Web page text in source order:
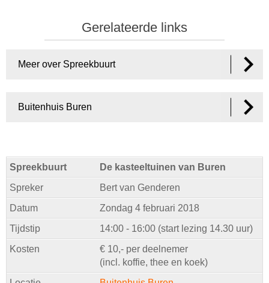
Gerelateerde links
Meer over Spreekbuurt
Buitenhuis Buren
Spreekbuurt
De kasteeltuinen van Buren
Spreker
Bert van Genderen
Datum
Zondag 4 februari 2018
Tijdstip
14:00 - 16:00 (start lezing 14.30 uur)
Kosten
€ 10,- per deelnemer
(incl. koffie, thee en koek)